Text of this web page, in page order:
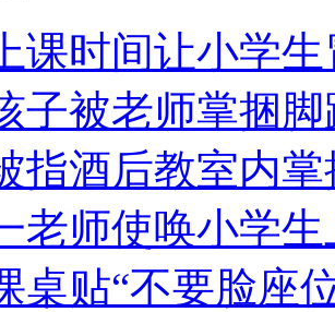
打老人 痛下狠手拳打脚踢
全 医生回应
权政治霸凌主义
国家言论片面不公正
课时间让小学
子被老师掌捆
指酒后教室内
老师使唤小学
桌贴“不要脸座